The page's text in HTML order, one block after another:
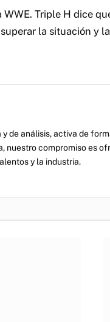
Triple H dice
la situación y
de análisis, activa de
nuestro compromiso es
y la industria.